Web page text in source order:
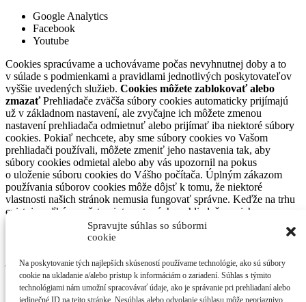
Spravujte súhlas so súbormi
cookie
Na poskytovanie tých najlepších skúseností používame technológie, ako sú súbory
cookie na ukladanie a/alebo prístup k informáciám o zariadení. Súhlas s týmito
technológiami nám umožní spracovávať údaje, ako je správanie pri prehliadaní alebo
jedinečné ID na tejto stránke. Nesúhlas alebo odvolanie súhlasu môže nepriaznivo
Google Analytics
Facebook
Youtube
Cookies spracúvame a uchovávame počas nevyhnutnej doby a to
v súlade s podmienkami a pravidlami jednotlivých poskytovateľov
vyššie uvedených služieb. Cookies môžete zablokovať alebo
zmazaťPrehliadače zväčša súbory cookies automaticky prijímajú
už v základnom nastavení, ale zvyčajne ich môžete zmenou
nastavení prehliadača odmietnuť alebo prijímať iba niektoré súbory
cookies. Pokiaľ nechcete, aby sme súbory cookies vo Vašom
prehliadači používali, môžete zmeniť jeho nastavenia tak, aby
súbory cookies odmietal alebo aby vás upozornil na pokus
o uloženie súboru cookies do Vášho počítača. Úplným zákazom
používania súborov cookies môže dôjsť k tomu, že niektoré
vlastnosti našich stránok nemusia fungovať správne. Keďže na trhu
existuje veľké množstvo internetových prehliadačov a ich
nastavenia sú odlišné a môžu sa meniť, neuvádzame presný postup
na nastavenie každého prehliadača. Každý z nich však
jazyku „Settings“, kde nájdete nastavenia pre využívanie súborov
cookies. S Vašimi prípadnými otázkami súvisiacimi s používaním
cookies ako aj uplatnením si vašich práv sa môžete obrátiť na
kontaktnú adresu občianskeho druženia SAVIO o.z.